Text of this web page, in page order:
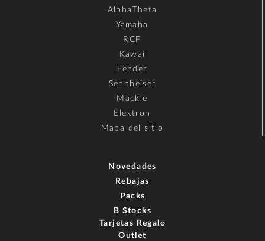
AlphaTheta
Yamaha
RCF
Kawai
Fender
Sennheiser
Mackie
Elektron
Mapa del sitio
Novedades
Rebajas
Packs
B Stocks
Tarjetas Regalo
Outlet